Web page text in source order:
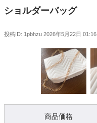
ショルダーバッグ
投稿ID: 1pbhzu 2026年5月22日 01:16
商品価格